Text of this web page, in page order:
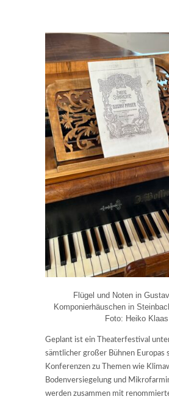
Flügel und Noten in
Komponierhäuschen in
Foto: Heiko Klaas
Geplant ist ein Theaterfestival
sämtlicher großer Bühnen Europas
Konferenzen zu Themen wie
Bodenversiegelung und
werden zusammen mit